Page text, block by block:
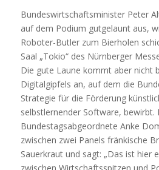
Bundeswirtschaftsminister Peter
auf dem Podium gutgelaunt aus,
Roboter-Butler zum Bierholen
Saal „Tokio“ des Nürnberger
Die gute Laune kommt aber nicht
Digitalgipfels an, auf dem die
Strategie für die Förderung
selbstlernender Software, bewirbt.
Bundestagsabgeordnete Anke
zwischen zwei Panels fränkische
Sauerkraut und sagt: „Das ist hier